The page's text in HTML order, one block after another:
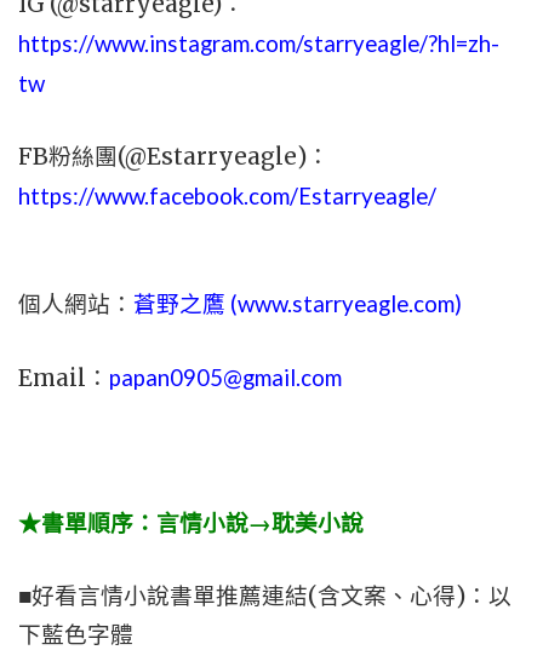
https://www.instagram.com/starryeagle/?hl=zh-
tw
FB粉絲團(@Estarryeagle)：
https://www.facebook.com/Estarryeagle/
個人網站： 蒼野之鷹 (www.starryeagle.com)
Email： papan0905@gmail.com
★書單順序：言情小說→耽美小說
■好看言情小說書單推薦連結(含文案、心得)：以
下藍色字體